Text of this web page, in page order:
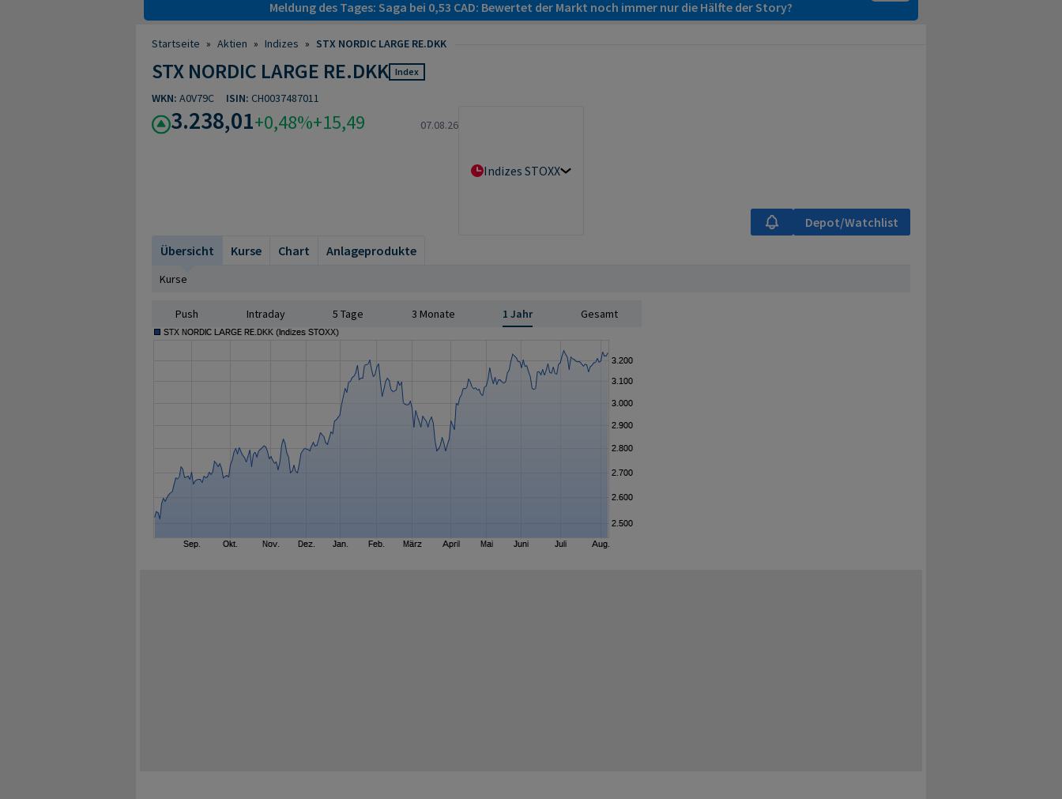
Meldung des Tages: Saga bei 0,53 CAD: Bewertet der Markt noch immer nur die Hälfte der Story?
Startseite » Aktien » Indizes » STX NORDIC LARGE RE.DKK
STX NORDIC LARGE RE.DKK Index
WKN: A0V79C ISIN: CH0037487011
3.238,01+0,48%+15,49 07.08.26
Indizes STOXX
Depot/Watchlist
Übersicht
Kurse Chart Anlageprodukte
Kurse
Push Intraday 5 Tage 3 Monate 1 Jahr Gesamt